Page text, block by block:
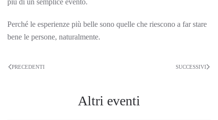
Perché le esperienze più belle sono quelle che riescono a far stare
bene le persone, naturalmente.
PRECEDENTI SUCCESSIVI
Altri eventi